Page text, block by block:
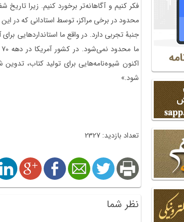
فکر کنیم و آگاهانه‌تر برخورد کنیم. زیرا
محدود در برخی مراکز، توسط استادانی که در
جنبۀ تجربی دارد. در واقع ما استانداردهایی
اکنون شیوه‌نامه‌هایی برای تولید کتاب،
شود.»
تعداد بازدید: 2327
نظر شما